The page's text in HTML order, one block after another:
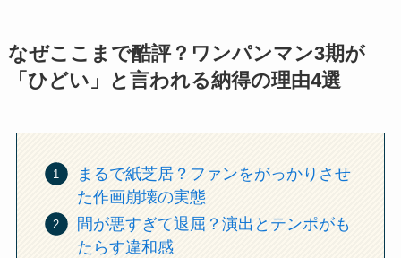
なぜここまで酷評？ワンパンマン3期が
「ひどい」と言われる納得の理由4選
まるで紙芝居？ファンをがっかりさせ
た作画崩壊の実態
間が悪すぎて退屈？演出とテンポがも
たらす違和感